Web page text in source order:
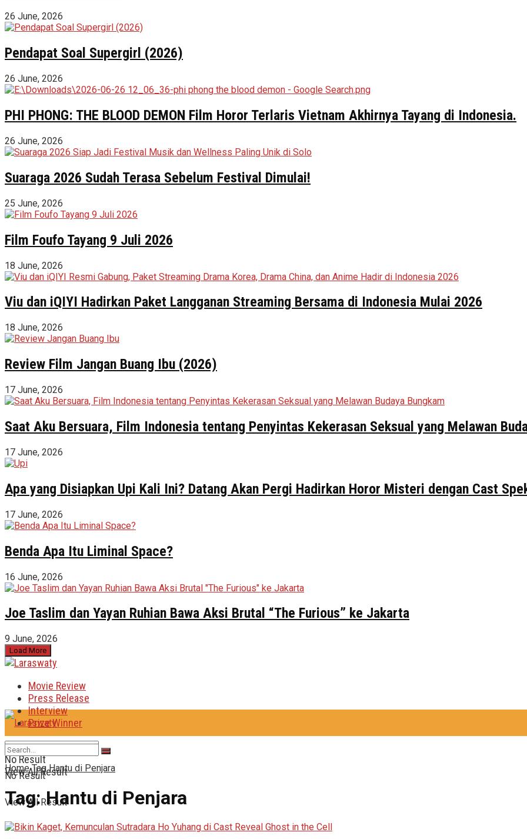
26 June, 2026
Pendapat Soal Supergirl (2026)
26 June, 2026
PHI PHONG: THE BLOOD DEMON Film Horor Terlaris Vietnam Akhirnya Tayang di Indonesia.
26 June, 2026
Suaraga 2026 Sudah Terasa Sebelum Festival Dimulai!
25 June, 2026
Film Foufo Tayang 9 Juli 2026
18 June, 2026
Viu dan iQIYI Hadirkan Paket Langganan Streaming Bersama di Indonesia Mulai 2026
18 June, 2026
Review Film Jangan Buang Ibu (2026)
17 June, 2026
Saat Aku Bersuara, Film Indonesia tentang Penyintas Kekerasan Seksual yang Melawan
17 June, 2026
Apa yang Disiapkan Upi Kali Ini? Datang Akan Pergi Hadirkan Horor Misteri dengan Cast
17 June, 2026
Benda Apa Itu Liminal Space?
16 June, 2026
Joe Taslim dan Yayan Ruhian Bawa Aksi Brutal “The Furious” ke Jakarta
9 June, 2026
Load More
Movie Review
Press Release
Interview
Prize Winner
No Result
View All Result
No Result
View All Result
Home Tag Hantu di Penjara
Tag:Hantu di Penjara